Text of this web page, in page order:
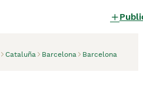
Cataluña Barcelona Barcelona